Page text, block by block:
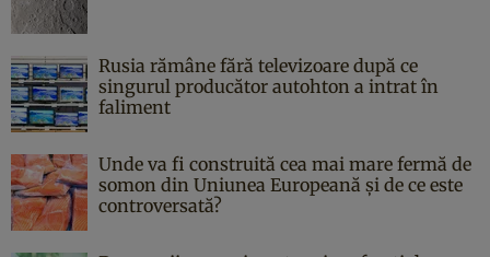
Rusia rămâne fără televizoare după ce
singurul producător autohton a intrat în
faliment
Unde va fi construită cea mai mare fermă de
somon din Uniunea Europeană și de ce este
controversată?